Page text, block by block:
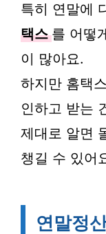
특히 연말에
택스 를 어떻
이 많아요.
하지만 홈택
인하고 받는
제대로 알면
챙길 수 있어
연말정